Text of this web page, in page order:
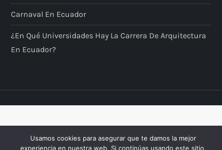
Carnaval En Ecuador
¿En Qué Universidades Hay La Carrera De Arquitectura
En Ecuador?
Usamos cookies para asegurar que te damos la mejor
experiencia en nuestra web. Si continúas usando este sitio,